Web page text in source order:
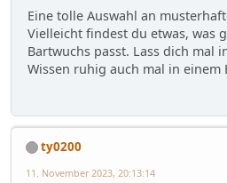
Eine tolle Auswahl an
Vielleicht findest du etwas, was
Bartwuchs passt. Lass dich mal
Wissen ruhig auch mal in einem
ty0200
11. November 2023, 20:13:14